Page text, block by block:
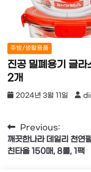
주방/생활용품
진공 밀폐용기 글
2개
2024년 3월 11일
글
탐
Previous:
깨끗한나라 데일리 천연
친타올 150매, 8롤, 1팩